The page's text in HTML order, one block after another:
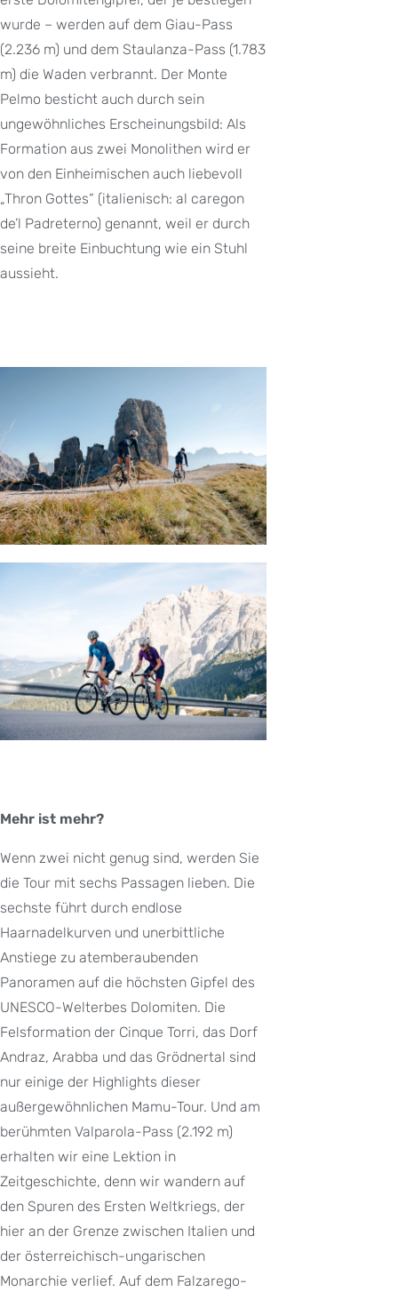
wurde – werden auf dem Giau-Pass
(2.236 m) und dem Staulanza-Pass (1.783
m) die Waden verbrannt. Der Monte
Pelmo besticht auch durch sein
ungewöhnliches Erscheinungsbild: Als
Formation aus zwei Monolithen wird er
von den Einheimischen auch liebevoll
„Thron Gottes“ (italienisch: al caregon
de’l Padreterno) genannt, weil er durch
seine breite Einbuchtung wie ein Stuhl
aussieht.
Mehr ist mehr?
Wenn zwei nicht genug sind, werden Sie
die Tour mit sechs Passagen lieben. Die
sechste führt durch endlose
Haarnadelkurven und unerbittliche
Anstiege zu atemberaubenden
Panoramen auf die höchsten Gipfel des
UNESCO-Welterbes Dolomiten. Die
Felsformation der Cinque Torri, das Dorf
Andraz, Arabba und das Grödnertal sind
nur einige der Highlights dieser
außergewöhnlichen Mamu-Tour. Und am
berühmten Valparola-Pass (2.192 m)
erhalten wir eine Lektion in
Zeitgeschichte, denn wir wandern auf
den Spuren des Ersten Weltkriegs, der
hier an der Grenze zwischen Italien und
der österreichisch-ungarischen
Monarchie verlief. Auf dem Falzarego-